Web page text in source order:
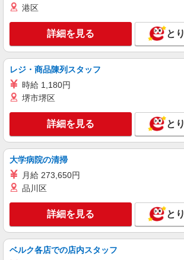
港区
詳細を見る と
レジ・商品陳列スタッフ
時給 1,180円
堺市堺区
詳細を見る と
大学病院の清掃
月給 273,650円
品川区
詳細を見る と
ベルク各店での店内スタッフ